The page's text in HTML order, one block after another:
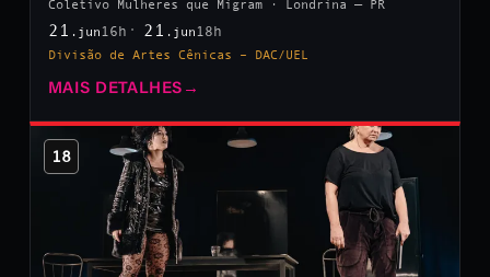
Coletivo Mulheres que Migram · Londrina — PR
21 .jun 16h 21 .jun 18h
Divisão de Artes Cênicas – DAC/UEL
MAIS DETALHES →
18